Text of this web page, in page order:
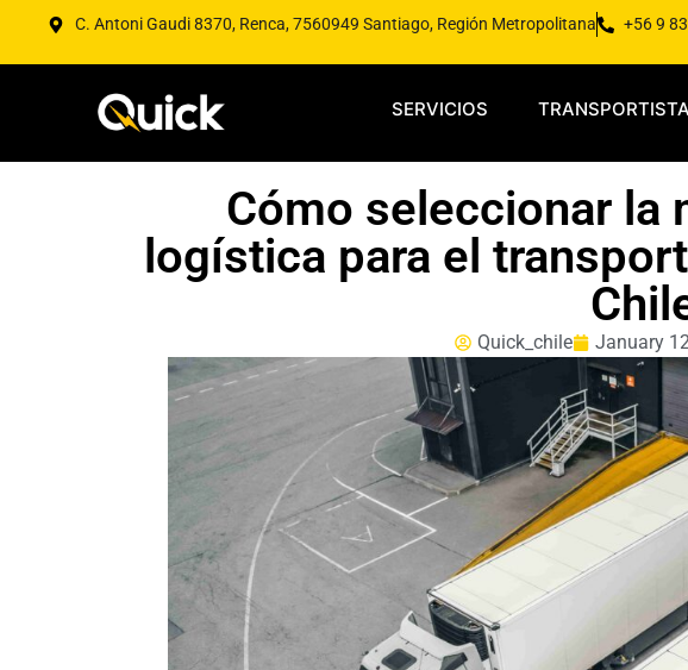
C. Antoni Gaudi 8370, Renca, 7560949 Santiago, Región Metropolitana +56 9
SERVICIOS
Cómo seleccionar la
logística para el
Quick_chile January